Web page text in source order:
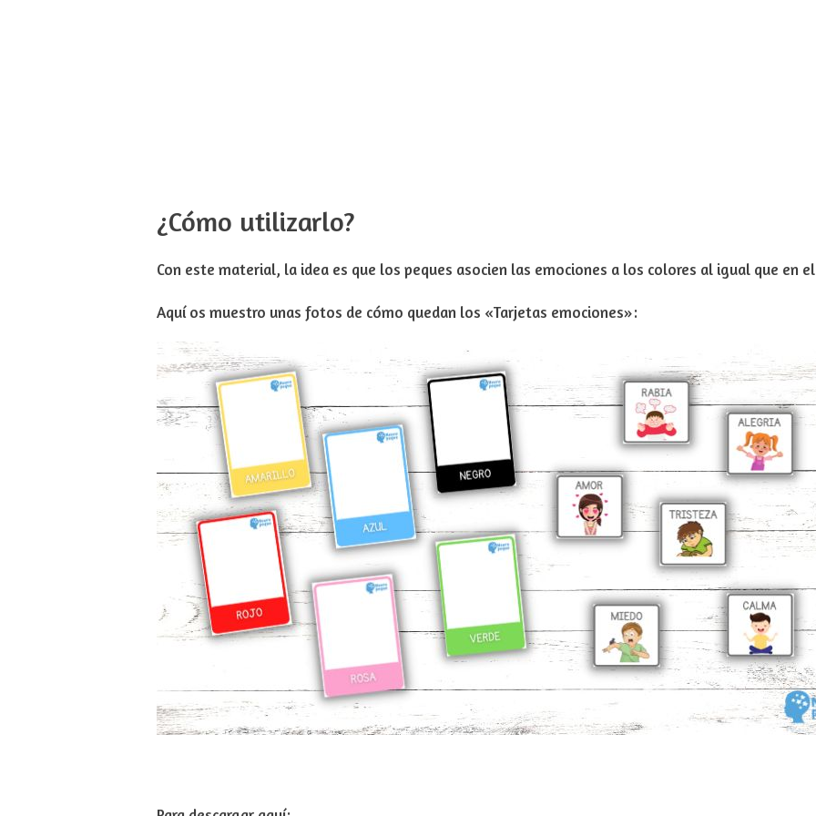
¿Cómo utilizarlo?
Con este material, la idea es que los peques asocien las emociones a los colores al igual que en
Aquí os muestro unas fotos de cómo quedan los «Tarjetas emociones»: